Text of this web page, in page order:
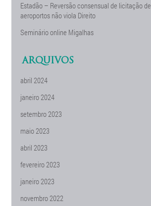
Estadão – Reversão consensual de licitação de
aeroportos não viola Direito
Seminário online Migalhas
ARQUIVOS
abril 2024
janeiro 2024
setembro 2023
maio 2023
abril 2023
fevereiro 2023
janeiro 2023
novembro 2022